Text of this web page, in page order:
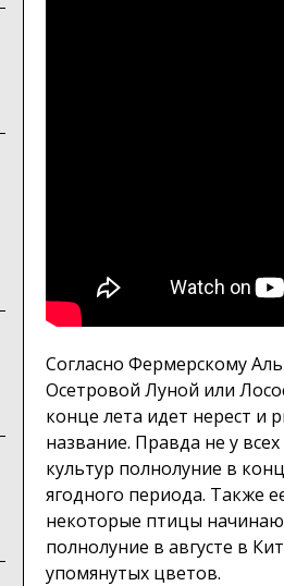
Согласно Фермерскому
Осетровой Луной или
конце лета идет нерест и
название. Правда не у
культур полнолуние в
ягодного периода. Также
некоторые птицы
полнолуние в августе в
упомянутых цветов.